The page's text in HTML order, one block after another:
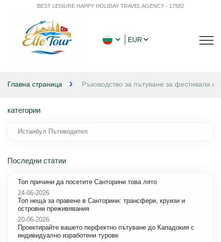
BEST LEISURE HAPPY HOLIDAY TRAVEL AGENCY - 17582
EUR
Главна страница Ръководство за пътуване за фестивала
категории
Истанбул Пътеводител
Последни статии
Топ причини да посетите Санторини това лято
24-06-2026
Топ неща за правене в Санторини: трансфери, круизи и
островни преживявания
20-06-2026
Проектирайте вашето перфектно пътуване до Кападокия с
индивидуално изработени турове